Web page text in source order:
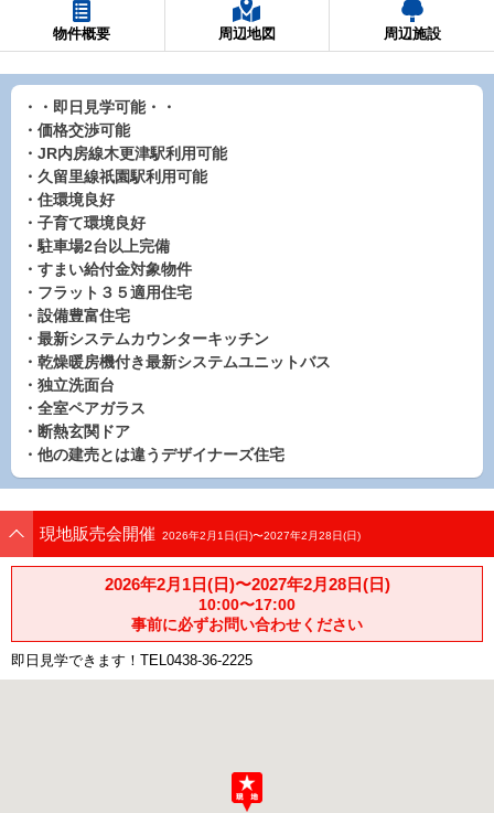
物件概要 周辺地図 周辺施設
・・即日見学可能・・
・価格交渉可能
・JR内房線木更津駅利用可能
・久留里線祇園駅利用可能
・住環境良好
・子育て環境良好
・駐車場2台以上完備
・すまい給付金対象物件
・フラット３５適用住宅
・設備豊富住宅
・最新システムカウンターキッチン
・乾燥暖房機付き最新システムユニットバス
・独立洗面台
・全室ペアガラス
・断熱玄関ドア
・他の建売とは違うデザイナーズ住宅
現地販売会開催 2026年2月1日(日)〜2027年2月28日(日)
2026年2月1日(日)〜2027年2月28日(日)
10:00〜17:00
事前に必ずお問い合わせください
即日見学できます！TEL0438-36-2225